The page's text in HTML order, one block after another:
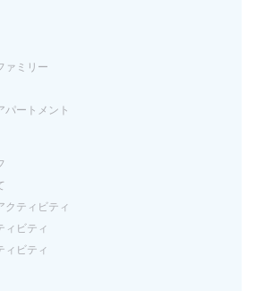
ァミリー
パートメント
クティビティ
ィビティ
ィビティ